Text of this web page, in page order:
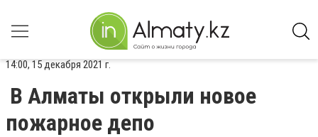
14:00, 15 декабря 2021 г.
В Алматы открыли новое
пожарное депо